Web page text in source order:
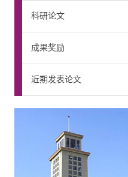
科研论文
成果奖励
近期发表论文